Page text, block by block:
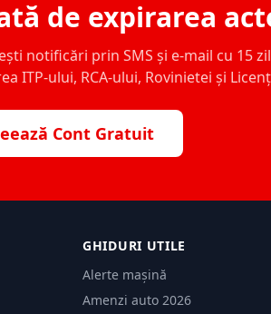
de expirarea
notificări prin SMS și e-mail cu 15
ITP-ului, RCA-ului, Rovinietei și
Cont Gratuit
GHIDURI UTILE
Alerte mașină
Amenzi auto 2026